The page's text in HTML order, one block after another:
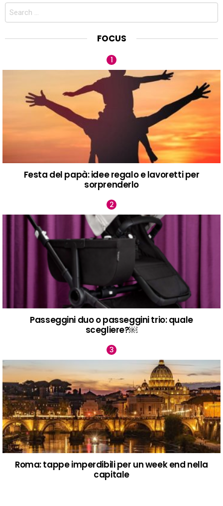
Search
FOCUS
Festa del papà: idee regalo e lavoretti per
sorprenderlo
Passeggini duo o passeggini trio: quale
scegliere?￼
Roma: tappe imperdibili per un week end nella
capitale